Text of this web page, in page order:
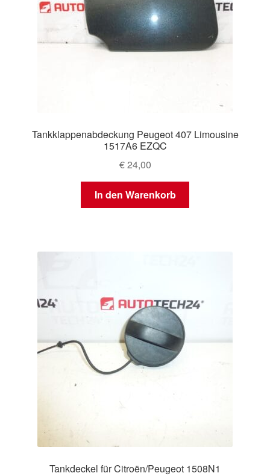
Tankklappenabdeckung Peugeot 407 Limousine
1517A6 EZQC
€24,00
In den Warenkorb
Tankdeckel für Citroën/Peugeot 1508N1